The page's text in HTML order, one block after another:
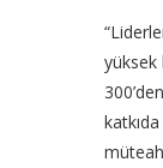
yüksek